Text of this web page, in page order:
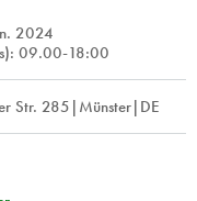
de passe
2024
09.00-18:00
Str. 285|Münster|DE